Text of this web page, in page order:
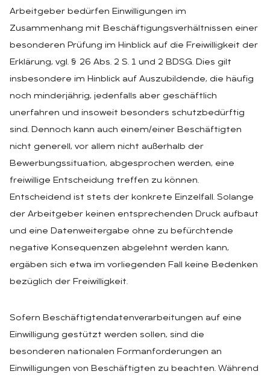
Arbeitgeber bedürfen Einwilligungen im
Zusammenhang mit Beschäftigungsverhältnissen einer
besonderen Prüfung im Hinblick auf die Freiwilligkeit der
Erklärung, vgl. § 26 Abs. 2 S. 1 und 2 BDSG. Dies gilt
insbesondere im Hinblick auf Auszubildende, die häufig
noch minderjährig, jedenfalls aber geschäftlich
unerfahren und insoweit besonders schutzbedürftig
sind. Dennoch kann auch einem/einer Beschäftigten
nicht generell, vor allem nicht außerhalb der
Bewerbungssituation, abgesprochen werden, eine
freiwillige Entscheidung treffen zu können.
Entscheidend ist stets der konkrete Einzelfall. Solange
der Arbeitgeber keinen entsprechenden Druck aufbaut
und eine Datenweitergabe ohne zu befürchtende
negative Konsequenzen abgelehnt werden kann,
ergäben sich etwa im vorliegenden Fall keine Bedenken
bezüglich der Freiwilligkeit.
Sofern Beschäftigtendatenverarbeitungen auf eine
Einwilligung gestützt werden sollen, sind die
besonderen nationalen Formanforderungen an
Einwilligungen von Beschäftigten zu beachten. Während